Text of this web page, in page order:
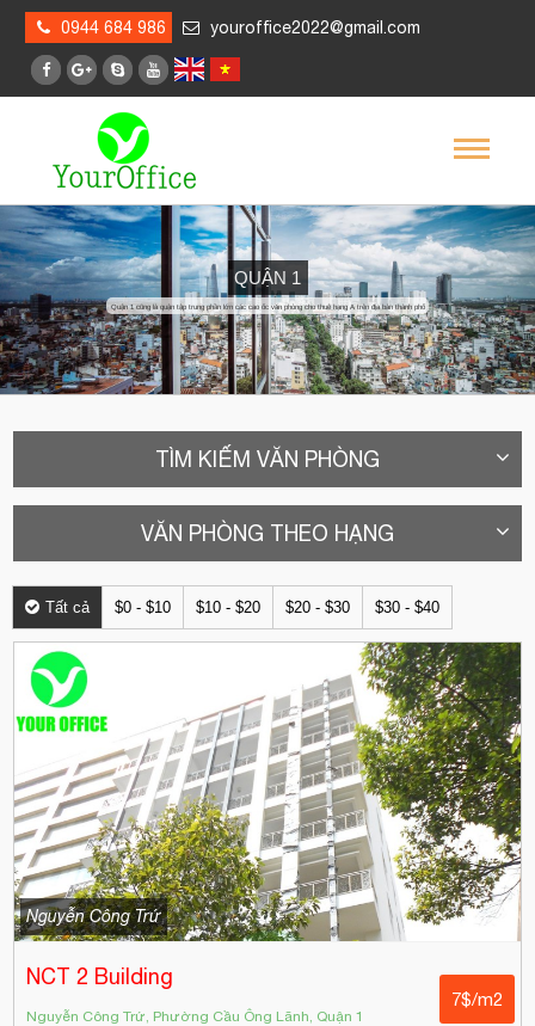
0944 684 986 youroffice2022@gmail.com
QUẬN 1
Quận 1 cũng là quận tập trung phần lớn các cao ốc văn phòng cho thuê hạng A trên địa bàn thành phố
TÌM KIẾM VĂN PHÒNG
VĂN PHÒNG THEO HẠNG
Tất cả $0 - $10 $10 - $20 $20 - $30 $30 - $40
Nguyễn Công Trứ
NCT 2 Building
Nguyễn Công Trứ, Phường Cầu Ông Lãnh, Quận 1
7$/m2